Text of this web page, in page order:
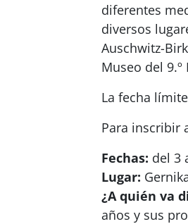
diferentes
diversos
Auschwitz-
Museo del 9.º
La fecha
Para inscribir
Fechas: del 3
Lugar:
¿A quién va
años y sus